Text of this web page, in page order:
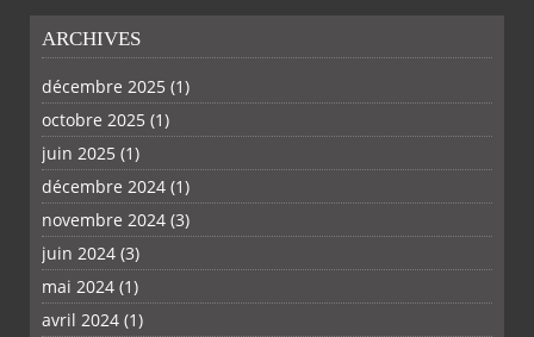
PLUS
ARCHIVES
décembre 2025 (1)
octobre 2025 (1)
juin 2025 (1)
décembre 2024 (1)
novembre 2024 (3)
juin 2024 (3)
mai 2024 (1)
avril 2024 (1)